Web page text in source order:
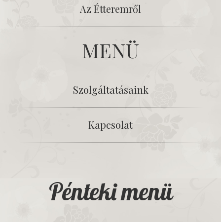
Az Étteremről
MENÜ
Szolgáltatásaink
Kapcsolat
Pénteki menü